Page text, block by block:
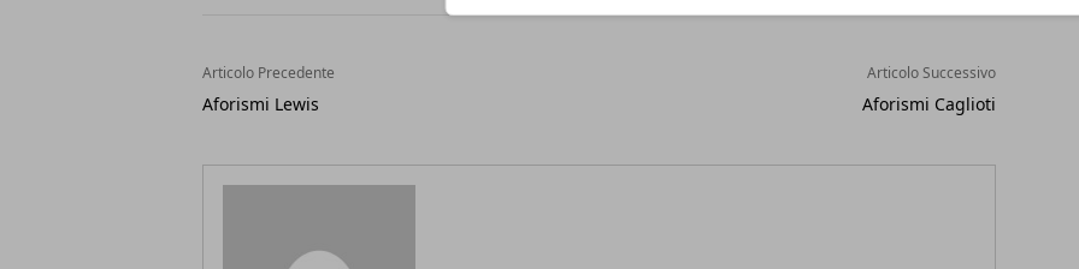
Articolo Precedente
Aforismi Lewis
Articolo Successivo
Aforismi Caglioti